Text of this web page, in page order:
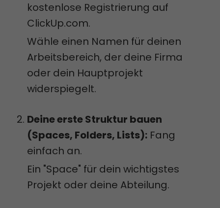
kostenlose Registrierung auf
ClickUp.com.
Wähle einen Namen für deinen
Arbeitsbereich, der deine Firma
oder dein Hauptprojekt
widerspiegelt.
Deine erste Struktur bauen
(Spaces, Folders, Lists): Fang
einfach an.
Ein "Space" für dein wichtigstes
Projekt oder deine Abteilung.